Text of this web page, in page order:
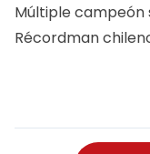
Múltiple campeón
Récordman